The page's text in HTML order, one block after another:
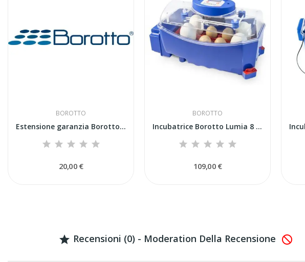
BOROTTO
Estensione garanzia Borotto fino al 4° anno
20,00 €
BOROTTO
Incubatrice Borotto Lumia 8 Automatica...
109,00 €
 Recensioni (0) - Moderation Della Recensione 